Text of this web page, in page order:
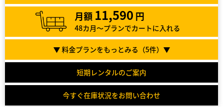
月額 11,590 円
48カ月～プランでカートに入れる
▼ 料金プランをもっとみる（5件）▼
短期レンタルのご案内
今すぐ在庫状況をお問い合わせ